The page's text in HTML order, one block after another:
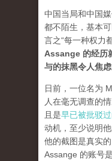
中国当局和中国
都不陌生，基本
言之“每一种权力
Assange 的经历
与的抹黑令人焦
日前，一位名为
人在毫无调查的
且是早已被批驳
动机，至少说明
他的截图是真实
Assange 的账号是